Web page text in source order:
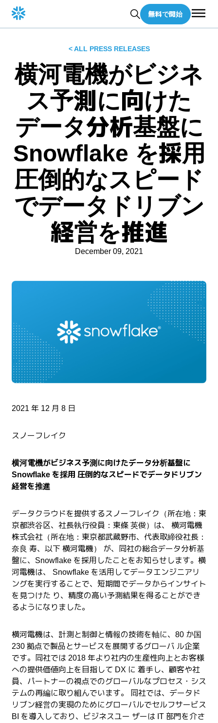
無料で開始
< ALL PRESS RELEASES
横河電機がビジネ
ス予測に向けた
データ分析基盤に
Snowflake を採用
圧倒的なスピード
でデータドリブン
経営を推進
December 09, 2021
2021 年 12 月 8 日
スノーフレイク
横河電機がビジネス予測に向けたデータ分析基盤に
Snowflake を採用 圧倒的なスピードでデータドリブン
経営を推進
データクラウドを提供するスノーフレイク（所在地：東
京都渋谷区、社長執行役員：東條 英俊）は、 横河電機
株式会社（所在地：東京都武蔵野市、代表取締役社長：
奈良 寿、以下 横河電機） が、同社の総合データ分析基
盤に、Snowflake を採用したことをお知らせします。横
河電機は、 Snowflake を活用してデータエンジニアリ
ングを実行することで、短期間でデータからインサイト
を見つけた り、精度の高い予測結果を得ることができ
るようになりました。
横河電機は、計測と制御と情報の技術を軸に、80 か国
230 拠点で製品とサービスを展開するグローバ ル企業
です。同社では 2018 年より社内の生産性向上とお客様
への提供価値向上を目指して DX に 着手し、顧客や社
員、パートナーの視点でのグローバルなプロセス・シス
テムの再編に取り組んでいます。 同社では、データド
リブン経営の実現のためにグローバルでセルフサービス
BI を導入しており、ビジネスユー ザーは IT 部門を介さ